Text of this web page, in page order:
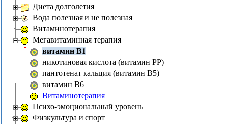
Диета долголетия
Вода полезная и не полезная
Витаминотерапия
Мегавитаминная терапия
витамин В1
никотиновая кислота (витамин PP)
пантотенат кальция (витамин В5)
витамин В6
Витаминотерапия
Психо-эмоциональный уровень
Физкультура и спорт